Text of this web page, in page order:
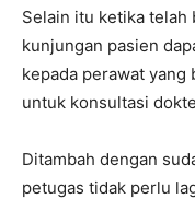
Selain itu ketika telah
kunjungan pasien
kepada perawat
untuk konsultasi
Ditambah dengan
petugas tidak perlu